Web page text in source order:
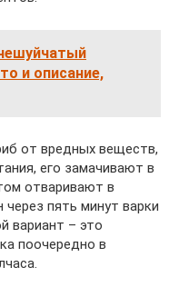
и описание,
от вредных веществ,
его замачивают в
отваривают в
через пять минут варки
вариант – это
поочередно в